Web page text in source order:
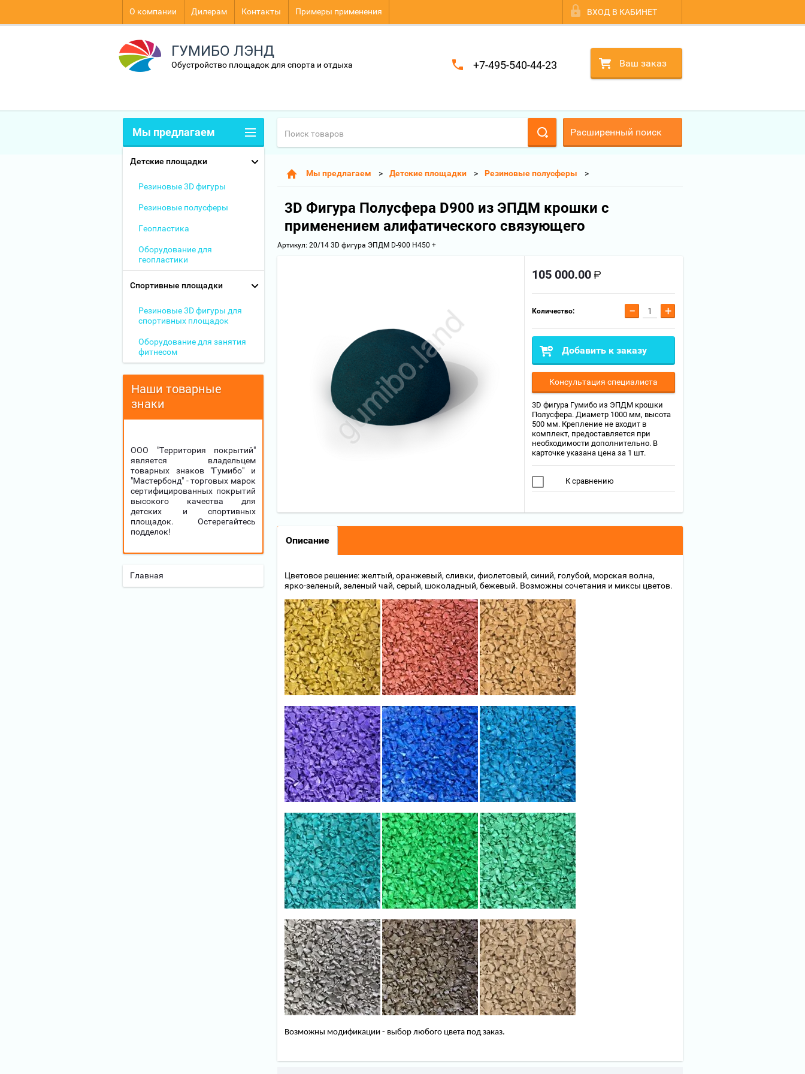
О компании Дилерам Контакты Примеры применения ВХОД В КАБИНЕТ
ГУМИБО ЛЭНД
Обустройство площадок для спорта и отдыха +7-495-540-44-23 Ваш заказ
Расширенный поиск
Мы предлагаем Детские площадки Резиновые полусферы
3D Фигура Полусфера D900 из ЭПДМ крошки с
применением алифатического связующего
Артикул: 20/14 3D фигура ЭПДМ D-900 H450 +
105 000.00
Количество: − +
Добавить к заказу
Консультация специалиста
3D фигура Гумибо из ЭПДМ крошки
Полусфера. Диаметр 1000 мм, высота
500 мм. Крепление не входит в
комплект, предоставляется при
необходимости дополнительно. В
карточке указана цена за 1 шт.
К сравнению
Описание
Цветовое решение: желтый, оранжевый, сливки, фиолетовый, синий, голубой, морская волна,
ярко-зеленый, зеленый чай, серый, шоколадный, бежевый. Возможны сочетания и миксы цветов.
Возможны модификации - выбор любого цвета под заказ.
Мы предлагаем
Детские площадки
Резиновые 3D фигуры
Резиновые полусферы
Геопластика
Оборудование для
геопластики
Спортивные площадки
Резиновые 3D фигуры для
спортивных площадок
Оборудование для занятия
фитнесом
Наши товарные
знаки
ООО "Территория покрытий"
является владельцем
товарных знаков "Гумибо" и
"Мастербонд" - торговых марок
сертифицированных покрытий
высокого качества для
детских и спортивных
площадок. Остерегайтесь
подделок!
Главная